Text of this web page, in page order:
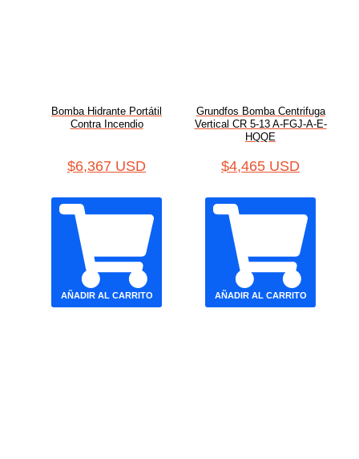
Bomba Hidrante Portátil
Contra Incendio
$6,367 USD
AÑADIR AL CARRITO
Grundfos Bomba Centrifuga
Vertical CR 5-13 A-FGJ-A-E-
HQQE
$4,465 USD
AÑADIR AL CARRITO